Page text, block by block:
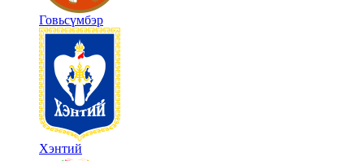
Говьсүмбэр
Хэнтий